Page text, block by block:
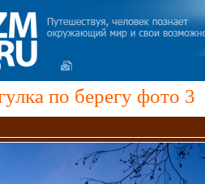
по берегу фото 3